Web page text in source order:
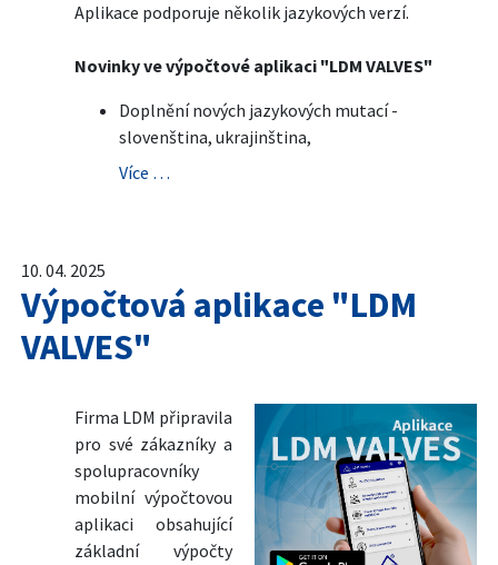
Aplikace podporuje několik jazykových verzí.
Novinky ve výpočtové aplikaci "LDM VALVES"
Doplnění nových jazykových mutací -
slovenština, ukrajinština,
Více …
10. 04. 2025
Výpočtová aplikace "LDM
VALVES"
Firma LDM připravila
pro své zákazníky a
spolupracovníky
mobilní výpočtovou
aplikaci obsahující
základní výpočty